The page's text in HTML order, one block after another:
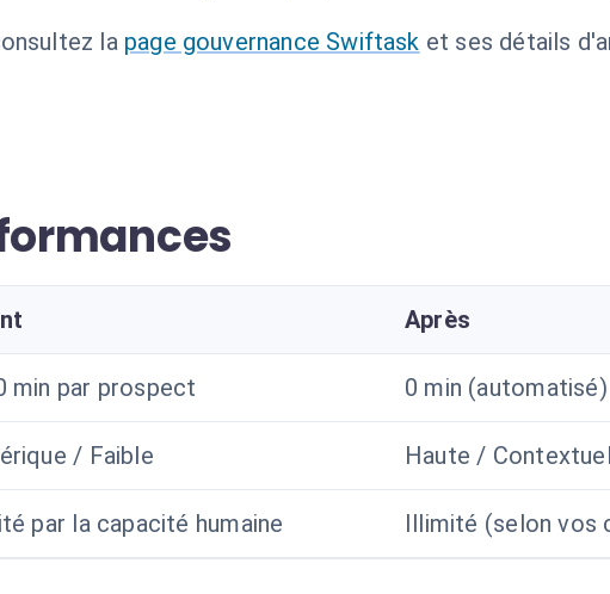
la page gouvernance Swiftask et ses détails
Après
min par prospect 0 min (automatisé)
/ Faible Haute /
par la capacité humaine Illimité (selon vos